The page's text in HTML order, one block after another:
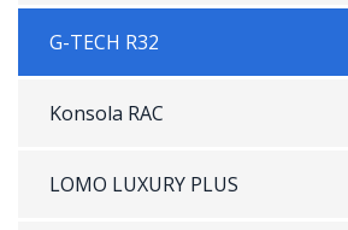
G-TECH R32
Konsola RAC
LOMO LUXURY PLUS